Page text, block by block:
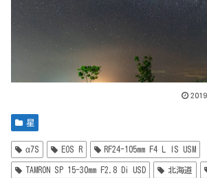
星
α7S EOS R RF24-105mm F4 L IS USM
TAMRON SP 15-30mm F2.8 Di USD 北海道